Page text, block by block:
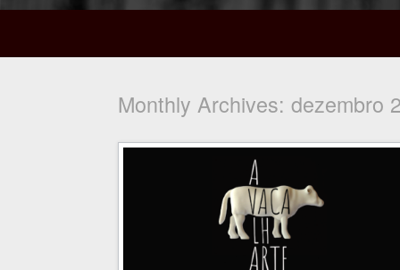
Monthly Archives: dezembro